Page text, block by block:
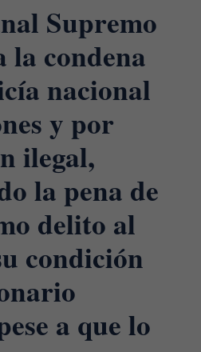
Supremo
la condena
nacional
y por
ilegal,
la pena de
delito al
condición
a que lo